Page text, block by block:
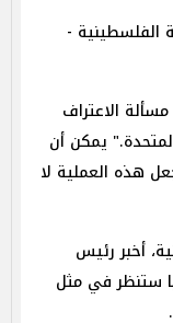
الفلسطينية -
الاعتراف
يمكن أن
هذه العملية لا
أخبر رئيس
ستنظر في مثل